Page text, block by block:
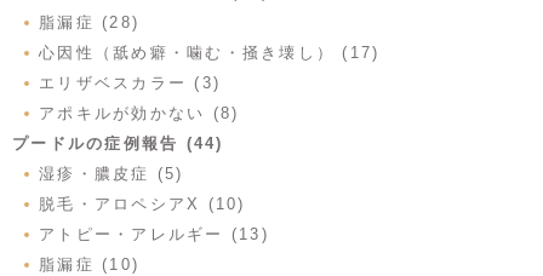
脂漏症 (28)
心因性（舐め癖・噛む・掻き壊し） (17)
エリザベスカラー (3)
アポキルが効かない (8)
プードルの症例報告 (44)
湿疹・膿皮症 (5)
脱毛・アロペシアX (10)
アトピー・アレルギー (13)
脂漏症 (10)